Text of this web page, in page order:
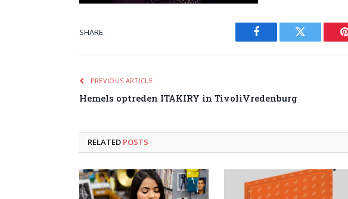
SHARE.
Facebook Twitter
PREVIOUS ARTICLE
Hemels optreden ITAKIRY in TivoliVredenburg
RELATED POSTS